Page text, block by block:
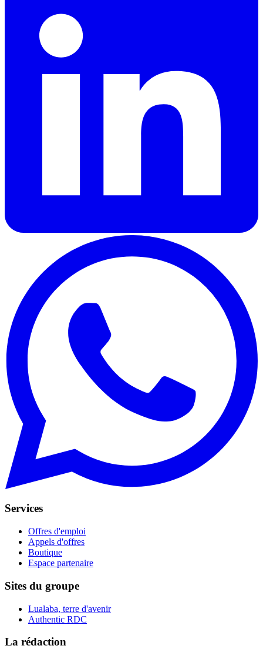
Services
Offres d'emploi
Appels d'offres
Boutique
Espace partenaire
Sites du groupe
Lualaba, terre d'avenir
Authentic RDC
La rédaction